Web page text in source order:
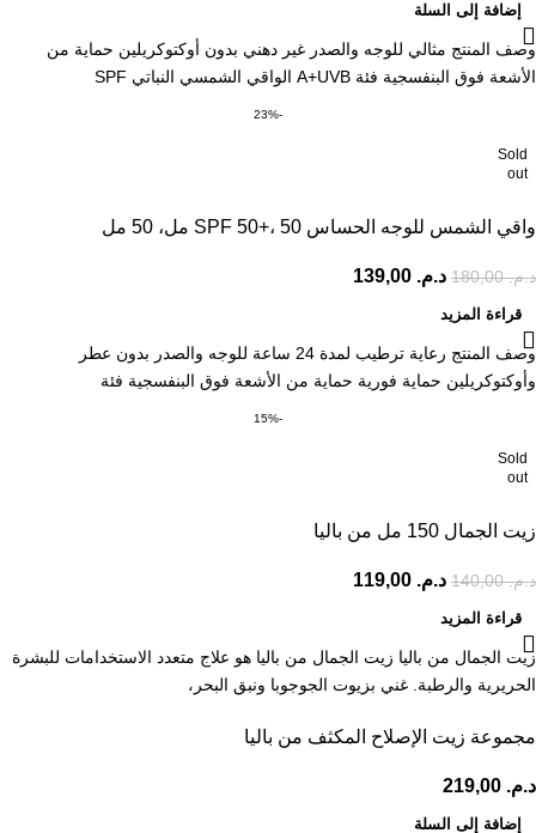
إضافة إلى السلة
وصف المنتج مثالي للوجه والصدر غير دهني بدون أوكتوكريلين حماية من
الأشعة فوق البنفسجية فئة A+UVB الواقي الشمسي النباتي SPF
-23%
Sold
out
واقي الشمس للوجه الحساس SPF 50+، 50 مل، 50 مل
د.م.180,00 د.م.
قراءة المزيد
وصف المنتج رعاية ترطيب لمدة 24 ساعة للوجه والصدر بدون عطر
وأوكتوكريلين حماية فورية حماية من الأشعة فوق البنفسجية فئة
-15%
Sold
out
زيت الجمال 150 مل من باليا
د.م.140,00 د.م.
قراءة المزيد
زيت الجمال من باليا زيت الجمال من باليا هو علاج متعدد الاستخدامات للبشرة
الحريرية والرطبة. غني بزيوت الجوجوبا ونبق البحر،
مجموعة زيت الإصلاح المكثف من باليا
د.م.
إضافة إلى السلة